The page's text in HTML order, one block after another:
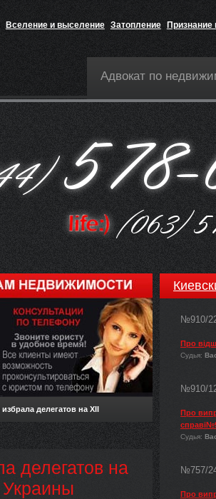
Вселение и выселение Затопление Признание
Адвокат по
делегатов на XII
делегатов на
№910/
Про
Судья:
№910/
Про
Судья:
№757/
Про